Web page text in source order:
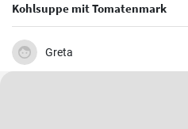
Kohlsuppe mit Tomatenmark
Greta